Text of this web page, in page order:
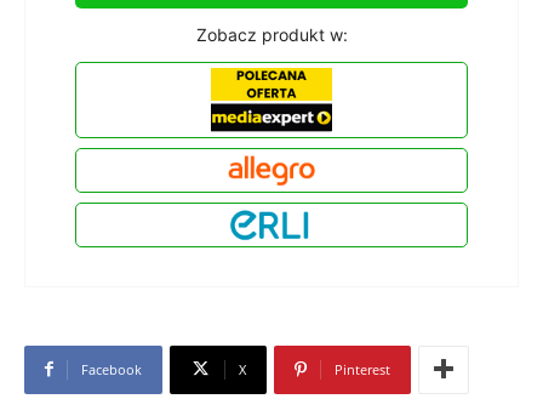
Zobacz produkt w:
Facebook X Pinterest